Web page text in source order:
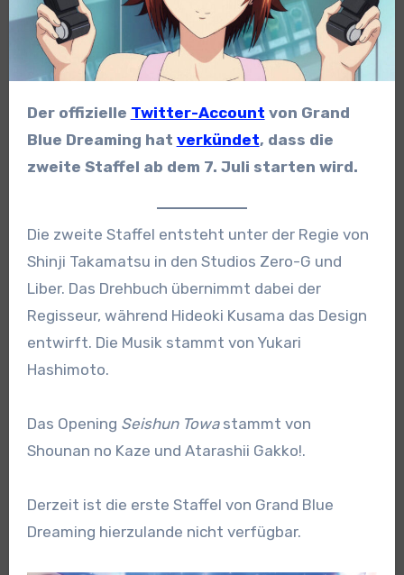
Der offizielle Twitter-Account von Grand
Blue Dreaming hat verkündet, dass die
zweite Staffel ab dem 7. Juli starten wird.
Die zweite Staffel entsteht unter der Regie von
Shinji Takamatsu in den Studios Zero-G und
Liber. Das Drehbuch übernimmt dabei der
Regisseur, während Hideoki Kusama das Design
entwirft. Die Musik stammt von Yukari
Hashimoto.
Das Opening Seishun Towastammt von
Shounan no Kaze und Atarashii Gakko!.
Derzeit ist die erste Staffel von Grand Blue
Dreaming hierzulande nicht verfügbar.